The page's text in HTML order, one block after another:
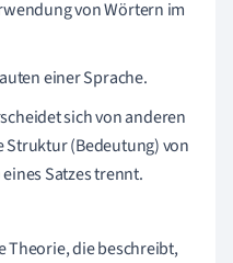
von Wörtern im
einer Sprache.
sich von anderen
Struktur (Bedeutung) von
Satzes trennt.
Theorie, die beschreibt,